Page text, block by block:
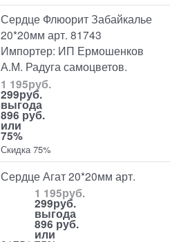
Сердце Флюорит Забайкалье
20*20мм арт. 81743
Импортер: ИП Ермошенков
А.М. Радуга самоцветов.
1 195руб.
299руб.
выгода
896 руб.
или
75%
Скидка 75%
Сердце Агат 20*20мм арт.
1 195руб.
299руб.
выгода
896 руб.
или